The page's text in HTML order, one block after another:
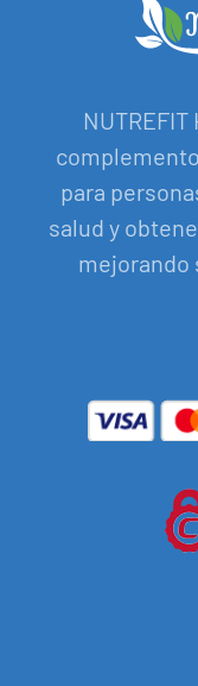
para
salud y
mejorando